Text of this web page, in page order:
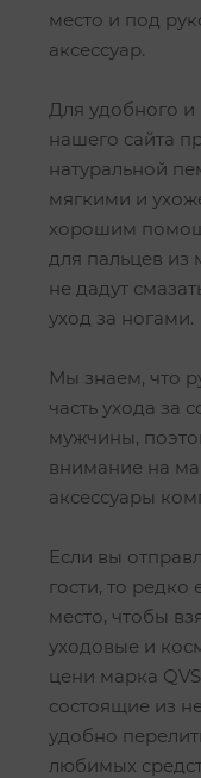
место и под
аксессуар.
Для удобного и
нашего сайта
натуральной
мягкими и
хорошим
для пальцев из
не дадут
уход за ногами.
Мы знаем, что
часть ухода
мужчины,
внимание на
аксессуары
Если вы
гости, то
место, чтобы
уходовые и
цени марка
состоящие из
удобно
любимых